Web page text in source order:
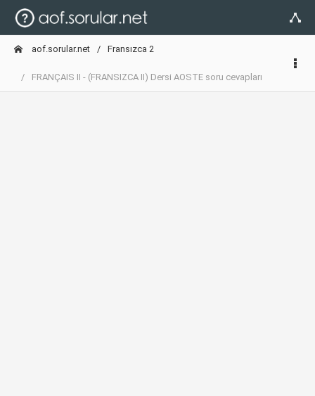
aof.sorular.net Fransızca 2
FRANÇAIS II - (FRANSIZCA II) Dersi AOSTE soru cevapları